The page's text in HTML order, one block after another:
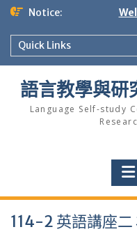
Skip
content
Notice:
Quick Links
語言教學與研
Language Self-study
114-2 英語講座